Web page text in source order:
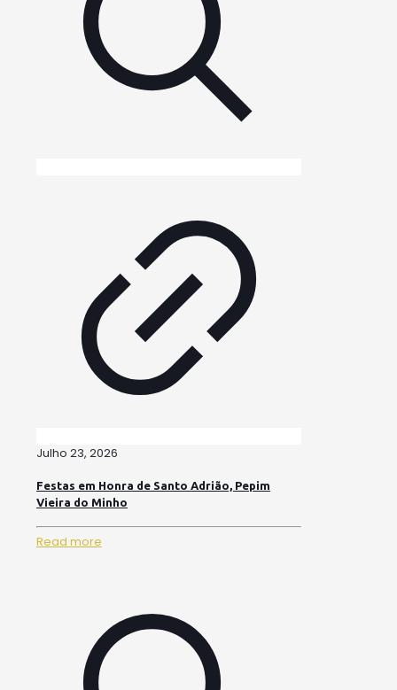
Julho 23, 2026
Festas em Honra de Santo Adrião, Pepim
Vieira do Minho
Read more